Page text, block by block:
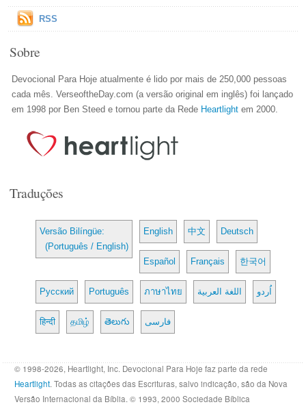
RSS
Sobre
Devocional Para Hoje atualmente é lido por mais de 250,000 pessoas
cada mês. VerseoftheDay.com (a versão original em inglês) foi lançado
em 1998 por Ben Steed e tornou parte da Rede Heartlight em 2000.
Traduções
Versão Bilíngüe:
(Português / English)
English 中文 Deutsch
Español Français 한국어
Русский Português ภาษาไทย اللغة العربية اُردو
हिन्दी தமிழ் తెలుగు فارسی
© 1998-2026, Heartlight, Inc. Devocional Para Hoje faz parte da rede
Heartlight. Todas as citações das Escrituras, salvo indicação, são da Nova
Versão Internacional da Bíblia. © 1993, 2000 Sociedade Bíblica